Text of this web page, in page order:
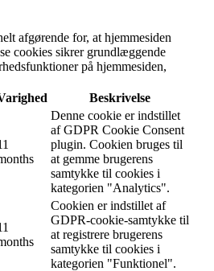
afgørende for, at hjemmesiden
cookies sikrer grundlæggende
på hjemmesiden,
Beskrivelse
Denne cookie er indstillet
af GDPR Cookie Consent
plugin. Cookien bruges til
at gemme brugerens
samtykke til cookies i
kategorien "Analytics".
Cookien er indstillet af
GDPR-cookie-samtykke til
at registrere brugerens
samtykke til cookies i
kategorien "Funktionel".